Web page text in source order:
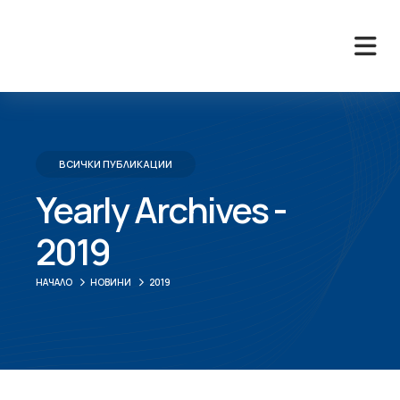
ВСИЧКИ ПУБЛИКАЦИИ
Yearly Archives -
2019
НАЧАЛО НОВИНИ 2019